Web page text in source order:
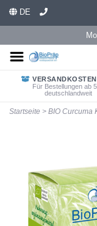
DE
Für Bestellungen ab
deutschlandweit
Startseite > BIO Curcuma